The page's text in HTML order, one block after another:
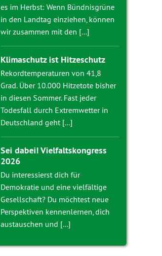
es im Herbst: Wenn Bündnisgrüne
in den Landtag einziehen, können
wir zusammen mit den [...]
Klimaschutz ist Hitzeschutz
Rekordtemperaturen von 41,8
Grad. Über 10.000 Hitzetote bisher
in diesen Sommer. Fast jeder
Todesfall durch Extremwetter in
Deutschland geht [...]
Sei dabei! Vielfaltskongress
2026
Du interessierst dich für
Demokratie und eine vielfältige
Gesellschaft? Du möchtest neue
Perspektiven kennenlernen, dich
austauschen und [...]